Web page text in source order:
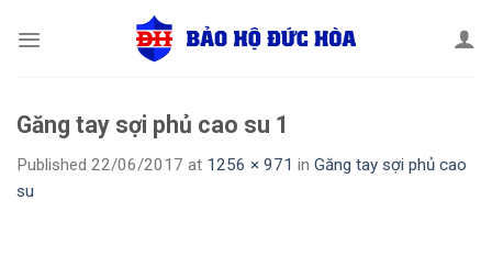
Găng tay sợi phủ cao su 1
Published 22/06/2017 at 1256 × 971 in Găng tay sợi phủ cao
su